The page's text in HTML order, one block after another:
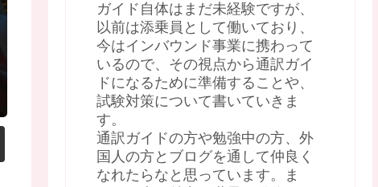
ガイド自体はまだ未経験ですが、
以前は添乗員として働いており、
今はインバウンド事業に携わって
いるので、その視点から通訳ガイ
ドになるために準備することや、
試験対策について書いていきま
す。
通訳ガイドの方や勉強中の方、外
国人の方とブログを通して仲良く
なれたらなと思っています。ま